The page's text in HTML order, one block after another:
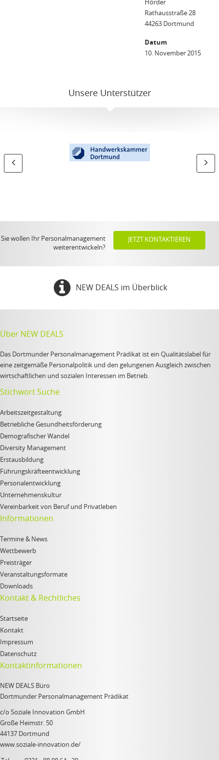
Hörder
Rathausstraße 28
44263 Dortmund
Datum
10. November 2015
Unsere Unterstützer
Sie wollen Ihr Personalmanagement
weiterentwickeln?
JETZT KONTAKTIEREN
NEW DEALS im Überblick
Über NEW DEALS
Das Dortmunder Personalmanagement Prädikat ist ein Qualitätslabel für
eine zeitgemäße Personalpolitik und den gelungenen Ausgleich zwischen
wirtschaftlichen und sozialen Interessen im Betrieb.
Stichwort Suche
Arbeitszeitgestaltung
Betriebliche Gesundheitsförderung
Demografischer Wandel
Diversity Management
Erstausbildung
Führungskräfteentwicklung
Personalentwicklung
Unternehmenskultur
Vereinbarkeit von Beruf und Privatleben
Informationen
Termine & News
Wettbewerb
Preisträger
Veranstaltungsformate
Downloads
Kontakt & Rechtliches
Startseite
Kontakt
Impressum
Datenschutz
Kontaktinformationen
NEW DEALS Büro
Dortmunder Personalmanagement Prädikat
c/o Soziale Innovation GmbH
Große Heimstr. 50
44137 Dortmund
www.soziale-innovation.de/